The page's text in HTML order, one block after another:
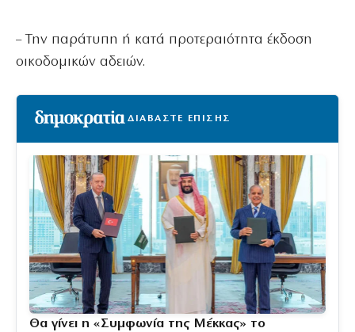
– Την παράτυπη ή κατά προτεραιότητα έκδοση
οικοδομικών αδειών.
ΔΙΑΒΑΣΤΕ ΕΠΙΣΗΣ
Θα γίνει η «Συμφωνία της Μέκκας» το